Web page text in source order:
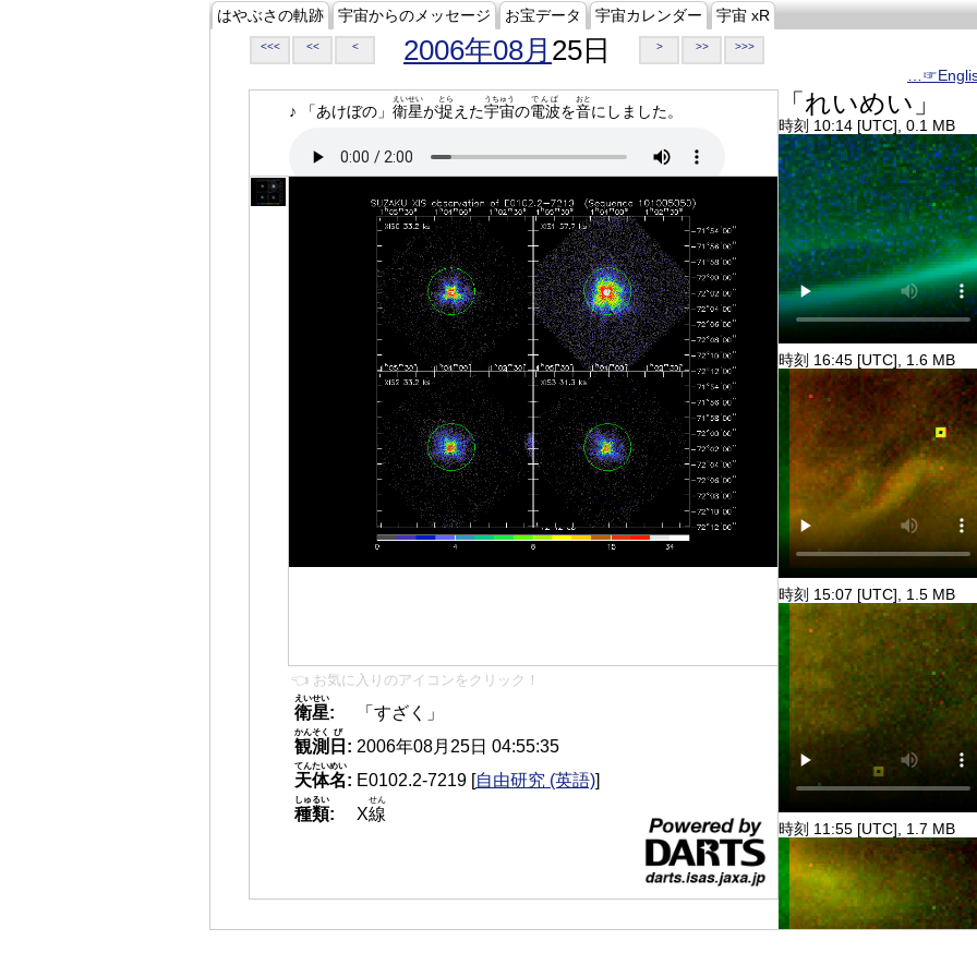
はやぶさの軌跡 宇宙からのメッセージ お宝データ 宇宙カレンダー 宇宙 xR
<<< << < 2006年08月 25日 > >> >>>
♪ 「あけぼの」 衛星
えいせい
が捉
とら
えた宇宙
うちゅう
の電波
でんぱ
を音
おと
にしました。
👈 お気に入りのアイコンをクリック！
衛星
えいせい
:
「すざく」
観測
かんそく
日
び
: 2006年08月25日 04:55:35
天体名
てんたいめい
: E0102.2-7219 [自由研究 (英語)]
種類
しゅるい
: X線
せん
「れいめい」
時刻 10:14 [UTC], 0.1 MB
時刻 16:45 [UTC], 1.6 MB
時刻 15:07 [UTC], 1.5 MB
時刻 11:55 [UTC], 1.7 MB